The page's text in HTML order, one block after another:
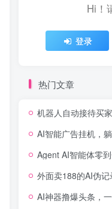
Hi！
登录
热门文章
机器人自动接待买家自动发货，
AI智能广告挂机，躺赚新模式
Agent AI智能体零到一系统课；零基础也能学会
外面卖188的AI伪记录片掘金全攻略，抖音图文新
AI神器撸爆头条，一键搬运，秒过原